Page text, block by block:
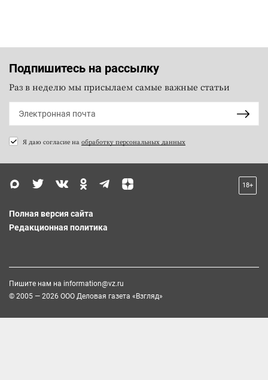
Подпишитесь на рассылку
Раз в неделю мы присылаем самые важные статьи
Я даю согласие на обработку персональных данных
18+
Полная версия сайта
Редакционная политика
Пишите нам на information@vz.ru
© 2005 — 2026 ООО Деловая газета «Взгляд»